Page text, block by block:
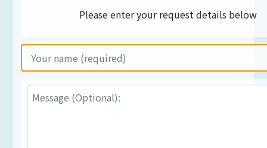
Please enter your request details below